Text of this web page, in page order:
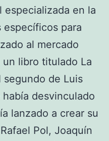
especializada en la
para
al mercado
un libro titulado La
segundo de Luis
desvinculado
lanzado a crear su
Pol, Joaquín